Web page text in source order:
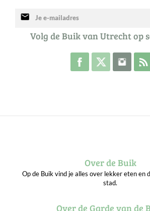
mail
Volg de Buik van Utrecht op
Volg de Buik op
Volg de
Over de Buik
Op de Buik vind je alles over lekker eten en
stad.
Over de Garde van de